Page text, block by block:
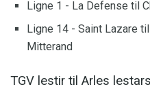
Ligne 1 - La Defense til
Ligne 14 - Saint Lazare
Mitterand
TGV lestir til Arles